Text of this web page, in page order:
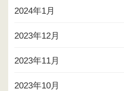
2024年1月
2023年12月
2023年11月
2023年10月